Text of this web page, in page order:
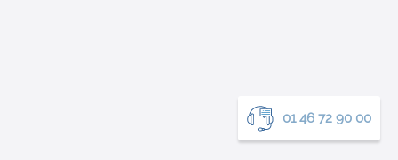
01 46 72 90 00